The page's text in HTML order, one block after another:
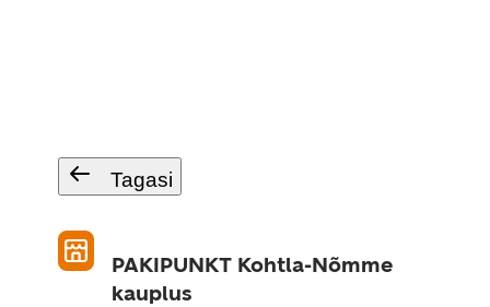
Tagasi
PAKIPUNKT Kohtla-Nõmme
kauplus